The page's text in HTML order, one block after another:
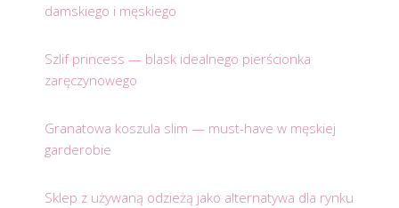
damskiego i męskiego
Szlif princess — blask idealnego pierścionka
zaręczynowego
Granatowa koszula slim — must-have w męskiej
garderobie
Sklep z używaną odzieżą jako alternatywa dla rynku